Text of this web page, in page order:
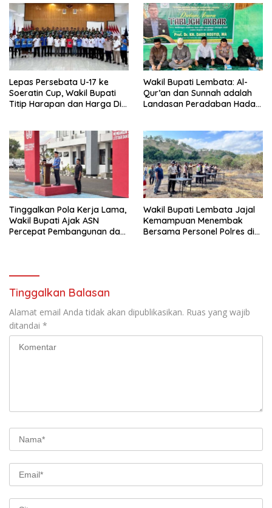
Lepas Persebata U-17 ke
Soeratin Cup, Wakil Bupati
Titip Harapan dan Harga Diri
Wakil Bupati Lembata: Al-
Qur’an dan Sunnah adalah
Landasan Peradaban Hadapi
Tinggalkan Pola Kerja Lama,
Wakil Bupati Ajak ASN
Percepat Pembangunan dan
Wakil Bupati Lembata Jajal
Kemampuan Menembak
Bersama Personel Polres di
Tinggalkan Balasan
Alamat email Anda tidak akan dipublikasikan. Ruas yang wajib
ditandai *